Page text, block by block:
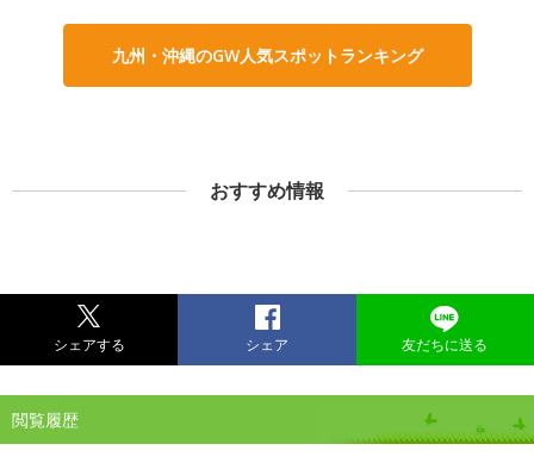
九州・沖縄のGW人気スポットランキング
おすすめ情報
シェアする シェア 友だちに送る
閲覧履歴